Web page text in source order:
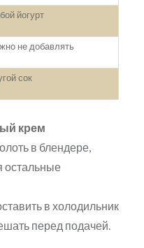
йогурт
не добавлять
сок
крем
в блендере,
остальные
в холодильник
перед подачей.